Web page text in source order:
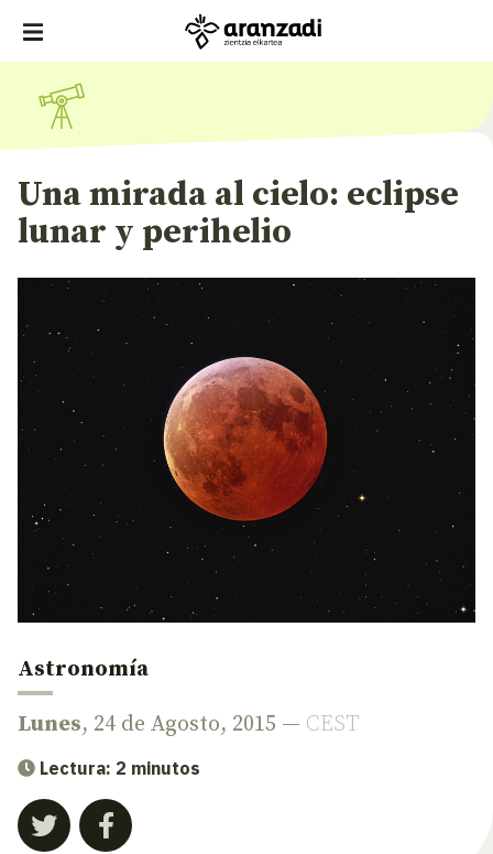
Una mirada al cielo: eclipse
lunar y perihelio
Astronomía
Lunes, 24 de Agosto, 2015 — CEST
Lectura: 2 minutos